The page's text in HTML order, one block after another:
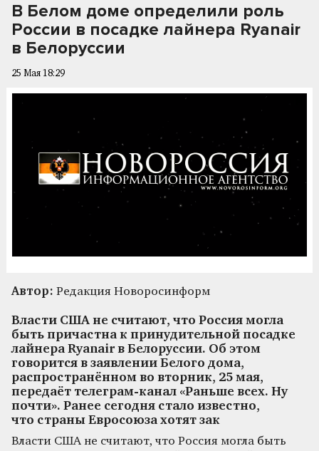
В Белом доме определили роль
России в посадке лайнера Ryanair
в Белоруссии
25 Мая 18:29
Автор: Редакция Новоросинформ
Власти США не считают, что Россия могла
быть причастна к принудительной посадке
лайнера Ryanair в Белоруссии. Об этом
говорится в заявлении Белого дома,
распространённом во вторник, 25 мая,
передаёт телеграм-канал «Раньше всех. Ну
почти». Ранее сегодня стало известно,
что страны Евросоюза хотят зак
Власти США не считают, что Россия могла быть